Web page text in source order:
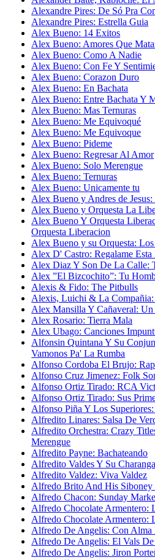
Alexandre Pires: De Só Pra
Alexandre Pires: Estrella Guia
Alex Bueno: 14 Exitos
Alex Bueno: Amores Que
Alex Bueno: Como A Nadie
Alex Bueno: Con Fe Y
Alex Bueno: Corazon Duro
Alex Bueno: En Bachata
Alex Bueno: Entre Bachata Y
Alex Bueno: Mas Ternuras
Alex Bueno: Me Equivoqué
Alex Bueno: Me Equivoque
Alex Bueno: Pideme
Alex Bueno: Regresar Al Amor
Alex Bueno: Solo Merengue
Alex Bueno: Ternuras
Alex Bueno: Unicamente tu
Alex Bueno y Andres de
Alex Bueno y Orquesta La
Alex Bueno Y Orquesta
Orquesta Liberacion
Alex Bueno y su Orquesta:
Alex D' Castro: Regalame Esta
Alex Diaz Y Son De La Calle:
Alex ”El Bizcochito”: Tu
Alexis & Fido: The Pitbulls
Alexis, Luichi & La Compañia:
Alex Mansilla Y Cañaveral:
Alex Rosario: Tierra Mala
Alex Ubago: Canciones
Alfonsin Quintana Y Su
Vamonos Pa' La Rumba
Alfonso Cordoba El Brujo:
Alfonso Cruz Jimenez: Folk
Alfonso Ortiz Tirado: RCA
Alfonso Ortiz Tirado: Sus
Alfonso Piña Y Los
Alfredito Linares: Salsa De
Alfredito Orchestra: Crazy
Merengue
Alfredito Payne: Bachateando
Alfredito Valdes Y Su
Alfredito Valdez: Viva Valdez
Alfredo Brito And His Siboney
Alfredo Chacon: Sunday
Alfredo Chocolate Armentero:
Alfredo Chocolate Armentero:
Alfredo De Angelis: Con Alma
Alfredo De Angelis: El Vals De
Alfredo De Angelis: Jiron